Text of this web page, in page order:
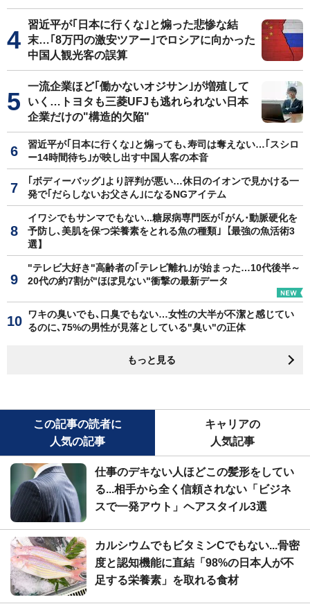
習近平が｢日本に行くな｣と煽った悲惨な結
末…｢8万円の激安ツアー｣でロシアに向かった
中国人観光客の誤算
一流企業ほど｢働かないオジサン｣が増殖して
いく…トヨタも三菱UFJも逃れられない日本
企業だけの"構造的欠陥"
習近平が｢日本に行くな｣と煽っても､寿司は奪えない…｢スシロ
ー14時間待ち｣が映し出す中国人客の本音
｢ボディーバッグ｣より評判が悪い…休日のイオンで見かける一
発で｢だらしないお父さん｣になるNGアイテム
イワシでもサンマでもない...糖尿病専門医が｢がん･動脈硬化を
予防し､美肌を保つ栄養素をとれる魚の種類｣【最強の魚活術3
選】
"テレビ大好き"高齢者の｢テレビ離れ｣が始まった…10代後半～
20代の約7割が"ほぼ見ない"衝撃の最新データ
ワキの臭いでも､口臭でもない…女性の大半が不潔と感じてい
るのに､75%の男性が見落としている"臭い"の正体
もっと見る
この記事の読者に
人気の記事
キャリアの
人気記事
仕事のデキない人ほどこの髪形をしてい
る...相手から全く信頼されない「ビジネ
スで一発アウト」ヘアスタイル3選
カルシウムでもビタミンCでもない...骨密
度と認知機能に直結「98%の日本人が不
足する栄養素」を取れる食材